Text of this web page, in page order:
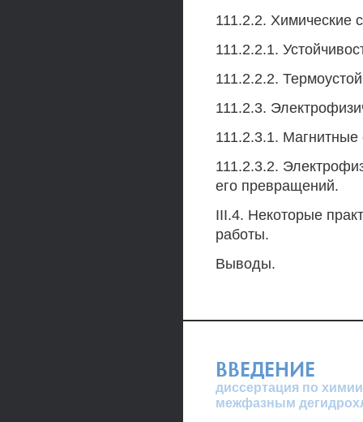
111.2.2. Химические
111.2.2.1.
111.2.2.2.
111.2.3.
111.2.3.1. Магнитные
111.2.3.2.
его превращений.
III.4. Некоторые
работы.
Выводы.
ВВЕДЕНИЕ
диссертация по
межфазным